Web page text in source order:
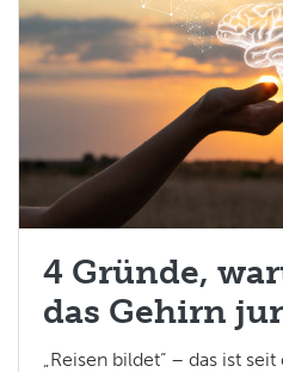
4 Gründe,
das Gehirn
„Reisen bildet“ – das ist